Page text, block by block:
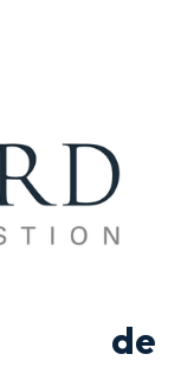
de